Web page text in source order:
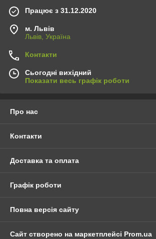
Працює з 31.12.2020
м. Львів
Львів, Україна
Контакти
Сьогодні вихідний
Показати весь графік роботи
Про нас
Контакти
Доставка та оплата
Графік роботи
Повна версія сайту
Сайт створено на маркетплейсі Prom.ua